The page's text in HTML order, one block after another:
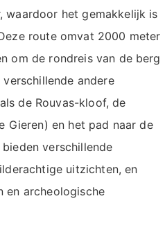
waardoor het gemakkelijk is
route omvat 2000 meter
om de rondreis van de berg
andere
de Rouvas-kloof, de
Gieren) en het pad naar de
verschillende
uitzichten, en
en archeologische